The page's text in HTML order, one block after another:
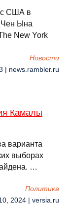
с США в
Чен Ына
New York
Новости
| news.rambler.ru
Камалы
варианта
выборах
…
Политика
2024 | versia.ru